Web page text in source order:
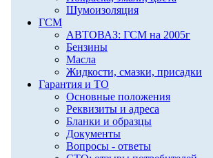
Шумоизоляция
ГСМ
АВТОВАЗ: ГСМ на 2005г
Бензины
Масла
Жидкости, смазки, присадки
Гарантия и ТО
Основные положения
Реквизиты и адреса
Бланки и образцы
Документы
Вопросы - ответы